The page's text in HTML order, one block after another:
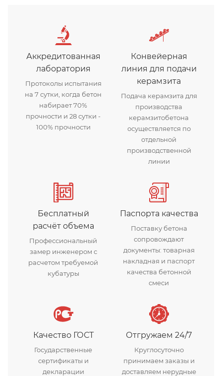
Аккредитованная
лаборатория
Протоколы испытания
на 7 сутки, когда бетон
набирает 70%
прочности и 28 сутки -
100% прочности
Конвейерная
линия для подачи
керамзита
Подача керамзита для
производства
керамзитобетона
осуществляется по
отдельной
производственной
линии
Бесплатный
расчёт объема
Профессиональный
замер инженером с
расчетом требуемой
кубатуры
Паспорта качества
Поставку бетона
сопровождают
документы: товарная
накладная и паспорт
качества бетонной
смеси
Качество ГОСТ
Государственные
сертификаты и
декларации
Отгружаем 24/7
Круглосуточно
принимаем заказы и
доставляем нерудные